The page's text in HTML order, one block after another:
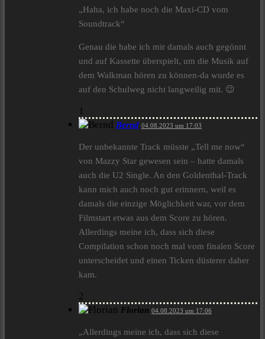
„Haha, ich habe noch die Maxi-CD vom
Soundtrack“
Genau die habe ich mir damals auch gegönnt
und auf Kassette überspielt, um die Musik auf
dem Walkman hören zu können-da wurde es
auf den Schulweg nicht langweilig mit. 😉
1
Bernd 04.08.2023 um 17:03
Der unbekannte Track müsste „Tell me now“
von Mazzy Star gewesen sein – hatte damals
auch die U2 Single. An den Goldenthal-Track
kann mich auch noch gut erinnern, weil es
damals die einzige Möglichkeit war, vor dem
Filmstart etwas aus dem Score zu hören.
Allerdings meine ich, dass sich diese
Compilation schon noch mal vom finalen Score
unterscheidet und einen Ticken düsterer daher
kam.
2
Florian 04.08.2023 um 17:06
„Allerdings meine ich, dass sich diese